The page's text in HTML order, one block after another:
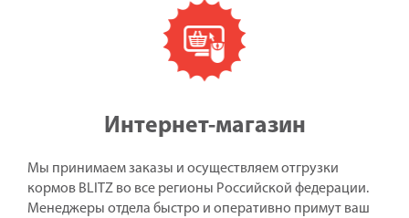
Интернет-магазин
Мы принимаем заказы и осуществляем отгрузки
кормов BLITZ во все регионы Российской федерации.
Менеджеры отдела быстро и оперативно примут ваш